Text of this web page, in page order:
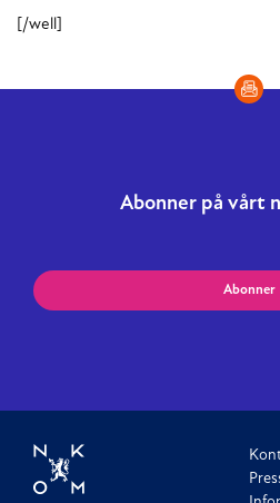
[/well]
Abonner på vårt
Abonner